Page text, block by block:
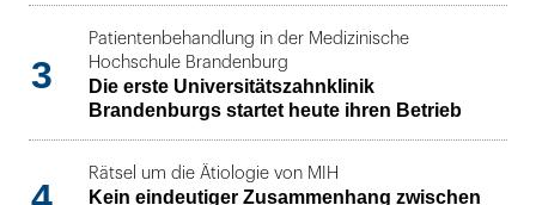
3
Patientenbehandlung in der Medizinische
Hochschule Brandenburg
Die erste Universitätszahnklinik
Brandenburgs startet heute ihren Betrieb
Rätsel um die Ätiologie von MIH
Kein eindeutiger Zusammenhang zwischen